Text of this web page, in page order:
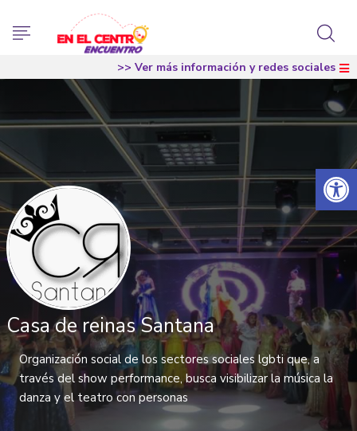
Abrir
>> Ver más información y redes sociales
Casa de reinas Santana
Organización social de los sectores sociales lgbti que, a
través del show performance, busca visibilizar la música la
danza y el teatro con personas